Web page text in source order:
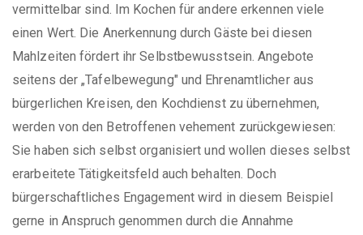
vermittelbar sind. Im Kochen für andere erkennen viele
einen Wert. Die Anerkennung durch Gäste bei diesen
Mahlzeiten fördert ihr Selbstbewusstsein. Angebote
seitens der „Tafelbewegung" und Ehrenamtlicher aus
bürgerlichen Kreisen, den Kochdienst zu übernehmen,
werden von den Betroffenen vehement zurückgewiesen:
Sie haben sich selbst organisiert und wollen dieses selbst
erarbeitete Tätigkeitsfeld auch behalten. Doch
bürgerschaftliches Engagement wird in diesem Beispiel
gerne in Anspruch genommen durch die Annahme